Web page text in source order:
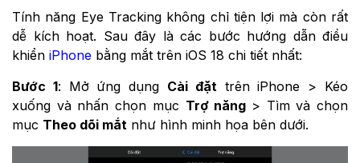
Tính năng Eye Tracking không chỉ tiện lợi mà còn rất
dễ kích hoạt. Sau đây là các bước hướng dẫn điều
khiển iPhone bằng mắt trên iOS 18 chi tiết nhất:
Bước 1: Mở ứng dụng Cài đặt trên iPhone > Kéo
xuống và nhấn chọn mục Trợ năng > Tìm và chọn
mục Theo dõi mắt như hình minh họa bên dưới.